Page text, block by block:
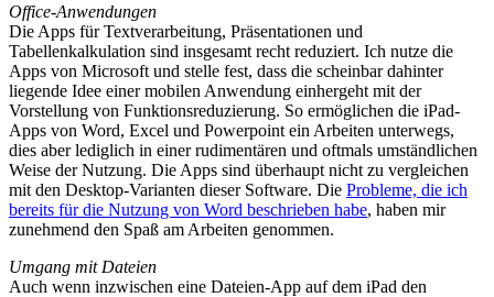
Office-Anwendungen
Die Apps für Textverarbeitung, Präsentationen und
Tabellenkalkulation sind insgesamt recht reduziert. Ich nutze die
Apps von Microsoft und stelle fest, dass die scheinbar dahinter
liegende Idee einer mobilen Anwendung einhergeht mit der
Vorstellung von Funktionsreduzierung. So ermöglichen die iPad-
Apps von Word, Excel und Powerpoint ein Arbeiten unterwegs,
dies aber lediglich in einer rudimentären und oftmals umständlichen
Weise der Nutzung. Die Apps sind überhaupt nicht zu vergleichen
mit den Desktop-Varianten dieser Software. Die Probleme, die ich
bereits für die Nutzung von Word beschrieben habe, haben mir
zunehmend den Spaß am Arbeiten genommen.
Umgang mit Dateien
Auch wenn inzwischen eine Dateien-App auf dem iPad den